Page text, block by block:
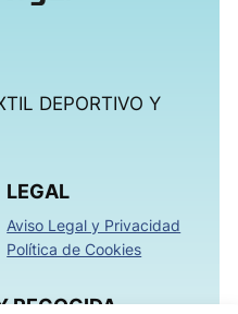
DEPORTIVO Y
LEGAL
Aviso Legal y Privacidad
Política de Cookies
RECOGIDA